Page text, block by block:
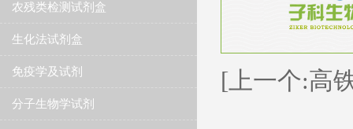
农残类检测试剂盒
生化法试剂盒
免疫学及试剂
分子生物学试剂
[上一个:高